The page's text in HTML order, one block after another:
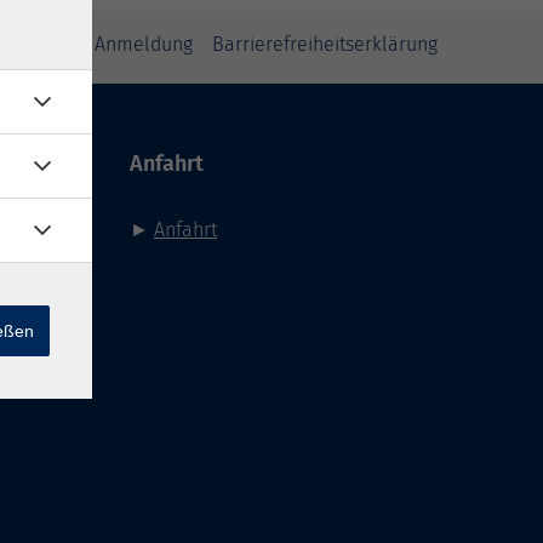
zur Anmeldung Barrierefreiheitserklärung
Anfahrt
► Anfahrt